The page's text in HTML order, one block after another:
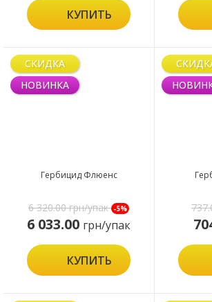
КУПИТЬ
СКИДКА
НОВИНКА
Гербицид Флюенс
6 320.00грн/упак -5%
6 033.00 грн/упак
КУПИТЬ